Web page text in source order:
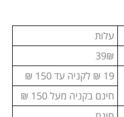
עלות
39₪
19 ₪ לקניה עד 150 ₪
חינם בקניה מעל 150 ₪